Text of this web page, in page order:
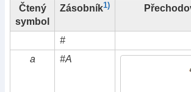
Čtený
symbol
Zásobník1)
#
a
#A